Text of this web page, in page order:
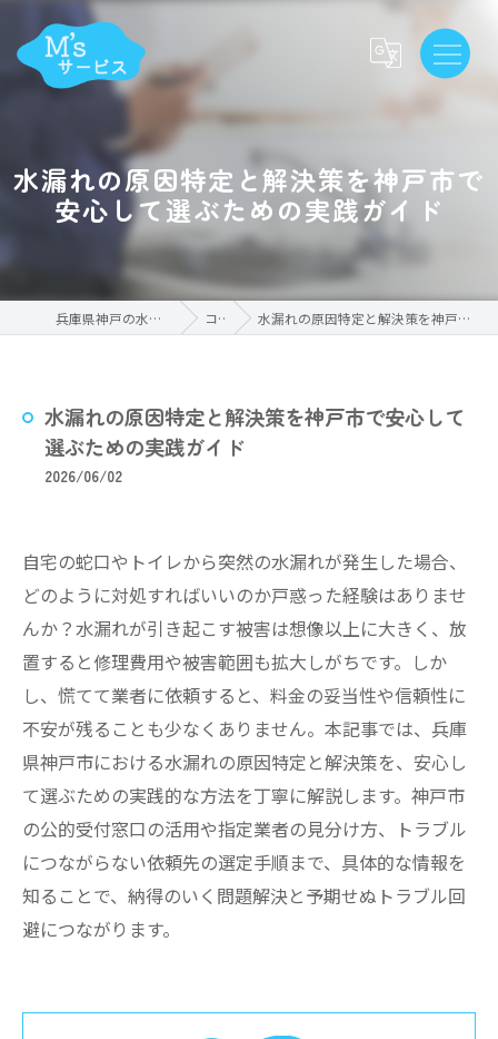
水漏れの原因特定と解決策を神戸市で
安心して選ぶための実践ガイド
兵庫県神戸の水漏れならM'sサービス コラム 水漏れの原因特定と解決策を神戸市で安心して選ぶための実践ガイド
水漏れの原因特定と解決策を神戸市で安心して
選ぶための実践ガイド
2026/06/02
自宅の蛇口やトイレから突然の水漏れが発生した場合、
どのように対処すればいいのか戸惑った経験はありませ
んか？水漏れが引き起こす被害は想像以上に大きく、放
置すると修理費用や被害範囲も拡大しがちです。しか
し、慌てて業者に依頼すると、料金の妥当性や信頼性に
不安が残ることも少なくありません。本記事では、兵庫
県神戸市における水漏れの原因特定と解決策を、安心し
て選ぶための実践的な方法を丁寧に解説します。神戸市
の公的受付窓口の活用や指定業者の見分け方、トラブル
につながらない依頼先の選定手順まで、具体的な情報を
知ることで、納得のいく問題解決と予期せぬトラブル回
避につながります。